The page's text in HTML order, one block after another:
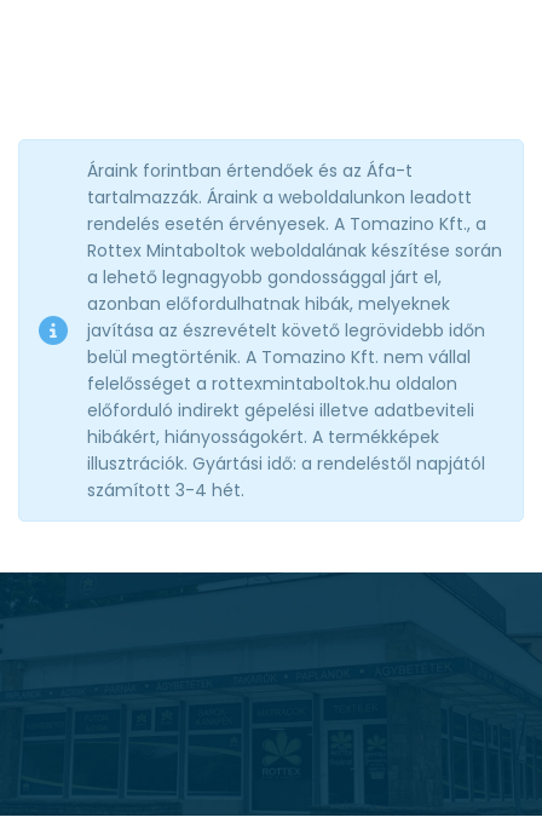
Áraink forintban értendőek és az Áfa-t
tartalmazzák. Áraink a weboldalunkon leadott
rendelés esetén érvényesek. A Tomazino Kft., a
Rottex Mintaboltok weboldalának készítése során
a lehető legnagyobb gondossággal járt el,
azonban előfordulhatnak hibák, melyeknek
javítása az észrevételt követő legrövidebb időn
belül megtörténik. A Tomazino Kft. nem vállal
felelősséget a rottexmintaboltok.hu oldalon
előforduló indirekt gépelési illetve adatbeviteli
hibákért, hiányosságokért. A termékképek
illusztrációk. Gyártási idő: a rendeléstől napjától
számított 3-4 hét.